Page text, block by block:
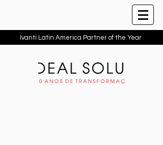
Ivanti Latin America Partner of the Year